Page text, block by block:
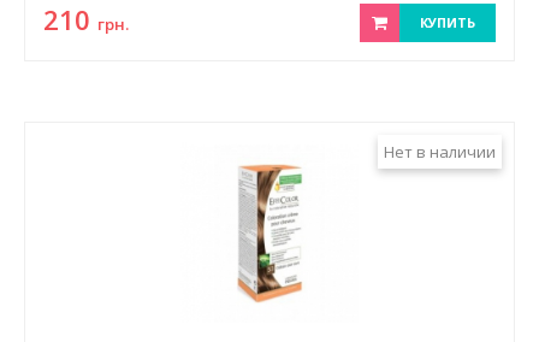
210 грн. КУПИТЬ
Нет в наличии